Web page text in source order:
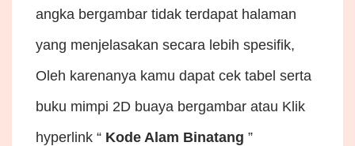
angka bergambar tidak terdapat halaman
yang menjelasakan secara lebih spesifik,
Oleh karenanya kamu dapat cek tabel serta
buku mimpi 2D buaya bergambar atau Klik
hyperlink “ Kode Alam Binatang ”